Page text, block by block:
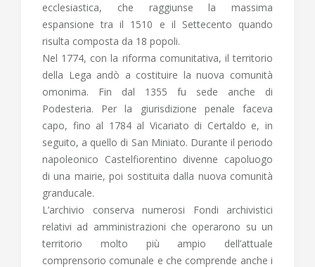
ecclesiastica, che raggiunse la massima
espansione tra il 1510 e il Settecento quando
risulta composta da 18 popoli.
Nel 1774, con la riforma comunitativa, il territorio
della Lega andò a costituire la nuova comunità
omonima. Fin dal 1355 fu sede anche di
Podesteria. Per la giurisdizione penale faceva
capo, fino al 1784 al Vicariato di Certaldo e, in
seguito, a quello di San Miniato. Durante il periodo
napoleonico Castelfiorentino divenne capoluogo
di una mairie, poi sostituita dalla nuova comunità
granducale.
L’archivio conserva numerosi Fondi archivistici
relativi ad amministrazioni che operarono su un
territorio molto più ampio dell’attuale
comprensorio comunale e che comprende anche i